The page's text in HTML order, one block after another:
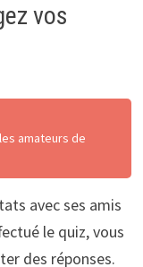
vos
amateurs de
avec ses amis
le quiz, vous
des réponses.